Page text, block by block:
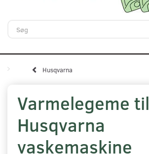
Husqvarna
Varmelegeme til
Husqvarna
vaskemaskine